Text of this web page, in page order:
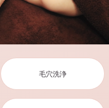
毛穴洗浄